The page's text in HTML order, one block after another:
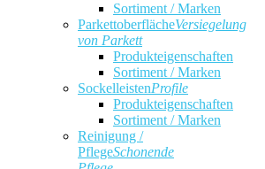
Sortiment / Marken
ParkettoberflächeVersiegelung
von Parkett
Produkteigenschaften
Sortiment / Marken
SockelleistenProfile
Produkteigenschaften
Sortiment / Marken
Reinigung /
PflegeSchonende